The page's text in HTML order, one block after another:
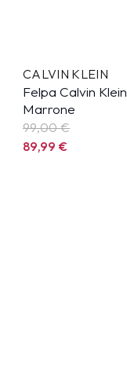
CALVIN KLEIN
Felpa Calvin Klein
Marrone
99,00 €
89,99€